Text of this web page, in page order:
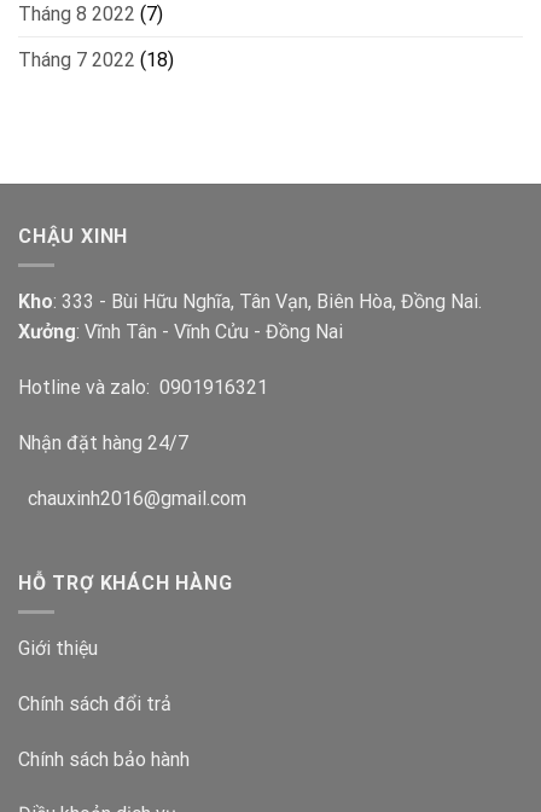
Tháng 8 2022 (7)
Tháng 7 2022 (18)
CHẬU XINH
Kho: 333 - Bùi Hữu Nghĩa, Tân Vạn, Biên Hòa, Đồng Nai.
Xưởng: Vĩnh Tân - Vĩnh Cửu - Đồng Nai
Hotline và zalo: 0901916321
Nhận đặt hàng 24/7
chauxinh2016@gmail.com
HỖ TRỢ KHÁCH HÀNG
Giới thiệu
Chính sách đổi trả
Chính sách bảo hành